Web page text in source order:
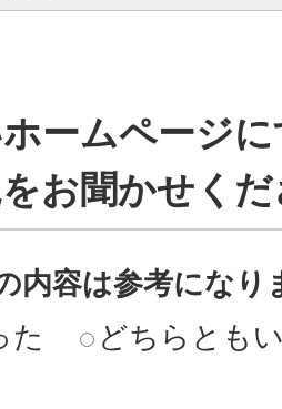
ームページ
お聞かせく
内容は参考になり
た
どちらとも